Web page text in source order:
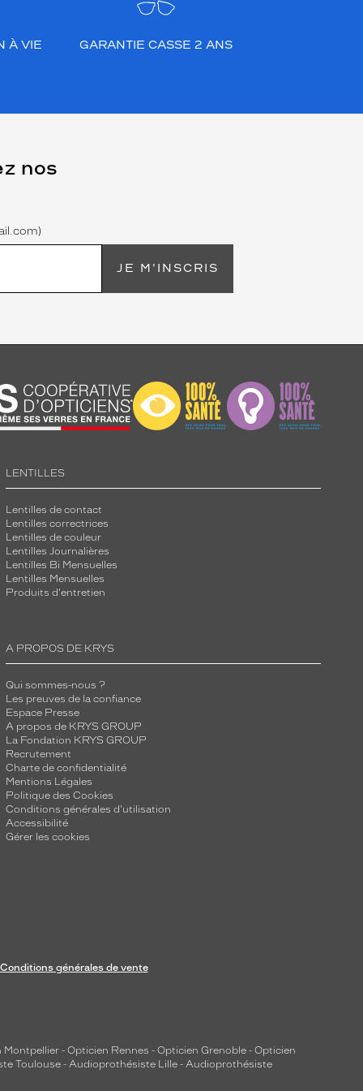
À VIE GARANTIE CASSE 2 ANS
nos
JE M'INSCRIS
LENTILLES
Lentilles de contact
Lentilles correctrices
Lentilles de couleur
Lentilles Journalières
Lentilles Bi Mensuelles
Lentilles Mensuelles
Produits d'entretien
A PROPOS DE KRYS
Qui sommes-nous ?
Les preuves de la confiance
Espace Presse
A propos de KRYS GROUP
La Fondation KRYS GROUP
Recrutement
Charte de confidentialité
Mentions Légales
Politique des Cookies
Conditions générales d'utilisation
Accessibilité
Gérer les cookies
Conditions générales de vente
Montpellier - Opticien Rennes - Opticien Grenoble - Opticien
Toulouse - Audioprothésiste Lille - Audioprothésiste